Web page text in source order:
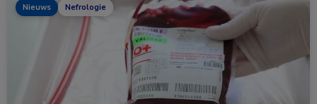
Nieuws Nefrologie